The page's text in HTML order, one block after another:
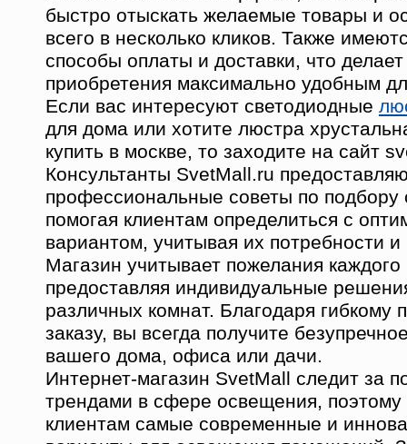
быстро отыскать желаемые товары и
всего в несколько кликов. Также
способы оплаты и доставки, что
приобретения максимально удобным
Если вас интересуют светодиодные
для дома или хотите люстра
купить в москве, то заходите на сайт
Консультанты SvetMall.ru
профессиональные советы по подбору
помогая клиентам определиться с
вариантом, учитывая их потребности и
Магазин учитывает пожелания каждого
предоставляя индивидуальные
различных комнат. Благодаря гибкому
заказу, вы всегда получите
вашего дома, офиса или дачи.
Интернет-магазин SvetMall следит за
трендами в сфере освещения, поэтому
клиентам самые современные и